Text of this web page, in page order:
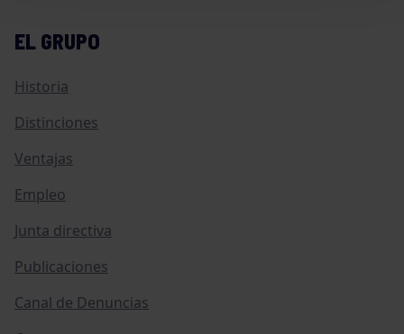
EL GRUPO
Historia
Distinciones
Ventajas
Empleo
Junta directiva
Publicaciones
Canal de Denuncias